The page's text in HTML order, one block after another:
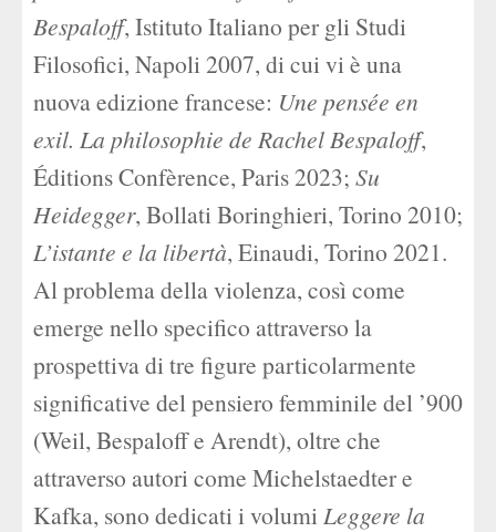
Bespaloff, Istituto Italiano per gli Studi
Filosofici, Napoli 2007, di cui vi è una
nuova edizione francese: Une pensée en
exil. La philosophie de Rachel Bespaloff,
Éditions Confèrence, Paris 2023; Su
Heidegger, Bollati Boringhieri, Torino 2010;
L’istante e la libertà, Einaudi, Torino 2021.
Al problema della violenza, così come
emerge nello specifico attraverso la
prospettiva di tre figure particolarmente
significative del pensiero femminile del ’900
(Weil, Bespaloff e Arendt), oltre che
attraverso autori come Michelstaedter e
Kafka, sono dedicati i volumiLeggere la